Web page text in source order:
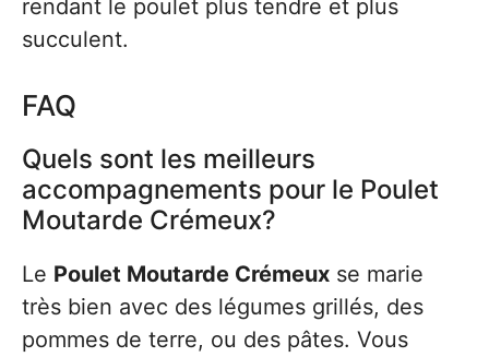
rendant le poulet plus tendre et plus
succulent.
FAQ
Quels sont les meilleurs
accompagnements pour le Poulet
Moutarde Crémeux?
Le Poulet Moutarde Crémeux se marie
très bien avec des légumes grillés, des
pommes de terre, ou des pâtes. Vous